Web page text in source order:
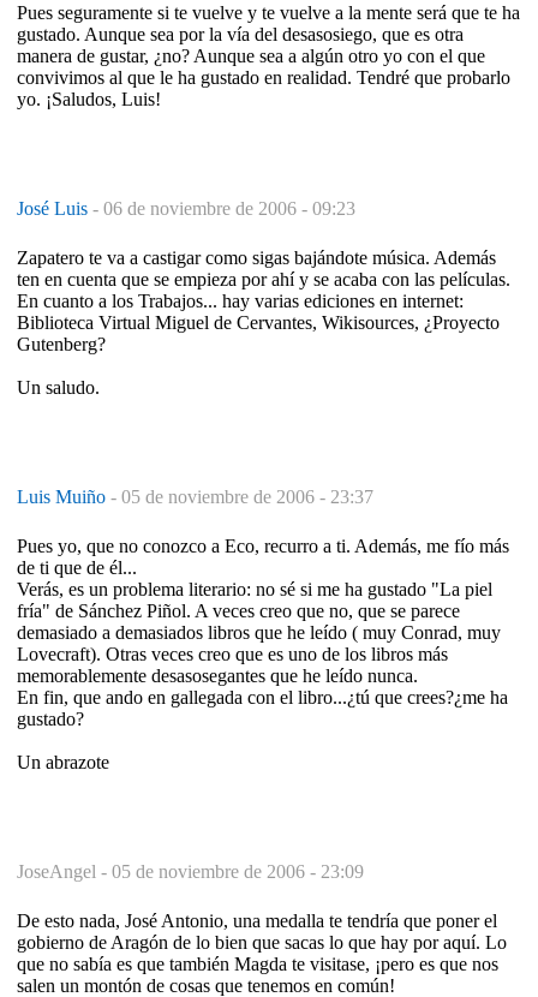
Pues seguramente si te vuelve y te vuelve a la mente será que te ha
gustado. Aunque sea por la vía del desasosiego, que es otra
manera de gustar, ¿no? Aunque sea a algún otro yo con el que
convivimos al que le ha gustado en realidad. Tendré que probarlo
yo. ¡Saludos, Luis!
José Luis - 06 de noviembre de 2006 - 09:23
Zapatero te va a castigar como sigas bajándote música. Además
ten en cuenta que se empieza por ahí y se acaba con las películas.
En cuanto a los Trabajos... hay varias ediciones en internet:
Biblioteca Virtual Miguel de Cervantes, Wikisources, ¿Proyecto
Gutenberg?
Un saludo.
Luis Muiño - 05 de noviembre de 2006 - 23:37
Pues yo, que no conozco a Eco, recurro a ti. Además, me fío más
de ti que de él...
Verás, es un problema literario: no sé si me ha gustado "La piel
fría" de Sánchez Piñol. A veces creo que no, que se parece
demasiado a demasiados libros que he leído ( muy Conrad, muy
Lovecraft). Otras veces creo que es uno de los libros más
memorablemente desasosegantes que he leído nunca.
En fin, que ando en gallegada con el libro...¿tú que crees?¿me ha
gustado?
Un abrazote
JoseAngel - 05 de noviembre de 2006 - 23:09
De esto nada, José Antonio, una medalla te tendría que poner el
gobierno de Aragón de lo bien que sacas lo que hay por aquí. Lo
que no sabía es que también Magda te visitase, ¡pero es que nos
salen un montón de cosas que tenemos en común!